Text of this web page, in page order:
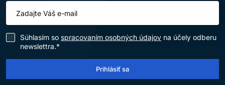
Súhlasím so spracovaním osobných údajov na účely odberu
newslettra.*
Prihlásiť sa